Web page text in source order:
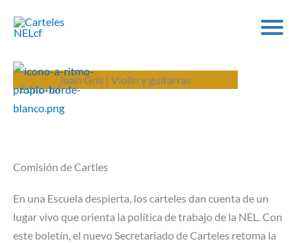
Juan Gris | Violin y guitarras
Editorial
Comisión de Cartles
En una Escuela despierta, los carteles dan cuenta de un
lugar vivo que orienta la política de trabajo de la NEL. Con
este boletín, el nuevo Secretariado de Carteles retoma la